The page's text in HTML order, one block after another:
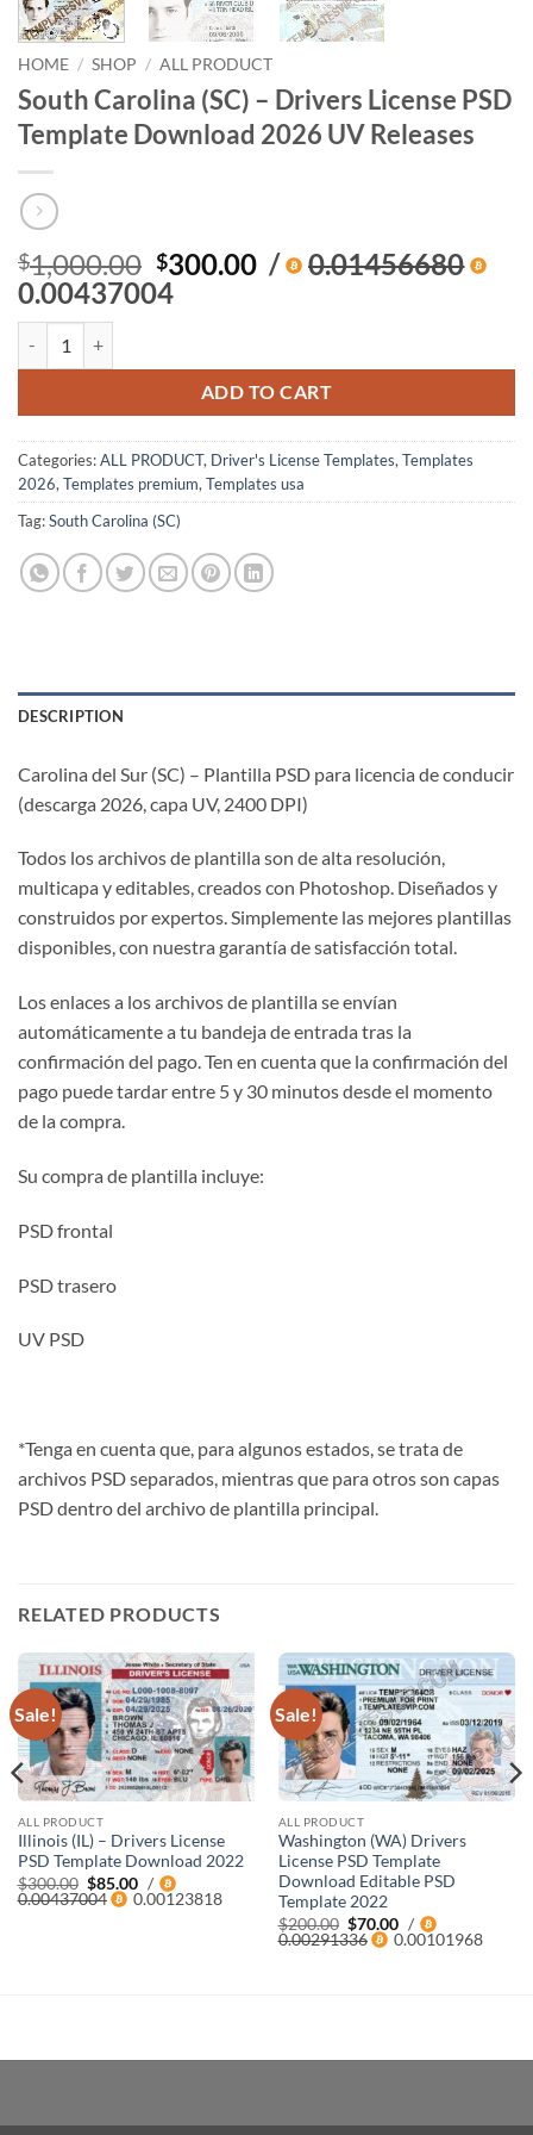
HOME / SHOP / ALL PRODUCT
South Carolina (SC) – Drivers License PSD
Template Download 2026 UV Releases
$1,000.00 Original
price
$300.00Current
/
0.01456680
0.00437004
ADD TO CART
Categories:ALL PRODUCT, Driver's License Templates, Templates
2026, Templates premium, Templates usa
Tag:South Carolina (SC)
DESCRIPTION
Carolina del Sur (SC) – Plantilla PSD para licencia de conducir
(descarga 2026, capa UV, 2400 DPI)
Todos los archivos de plantilla son de alta resolución,
multicapa y editables, creados con Photoshop. Diseñados y
construidos por expertos. Simplemente las mejores plantillas
disponibles, con nuestra garantía de satisfacción total.
Los enlaces a los archivos de plantilla se envían
automáticamente a tu bandeja de entrada tras la
confirmación del pago. Ten en cuenta que la confirmación del
pago puede tardar entre 5 y 30 minutos desde el momento
de la compra.
Su compra de plantilla incluye:
PSD frontal
PSD trasero
UV PSD
*Tenga en cuenta que, para algunos estados, se trata de
archivos PSD separados, mientras que para otros son capas
PSD dentro del archivo de plantilla principal.
RELATED PRODUCTS
Sale!
ALL PRODUCT
Illinois (IL) – Drivers License
PSD Template Download 2022
$300.00 Original
price
was:
$85.00Current
price
/
0.00437004
0.00123818
Sale!
ALL PRODUCT
Washington (WA) Drivers
License PSD Template
Download Editable PSD
Template 2022
$200.00 Original
price
was:
$70.00Current
price
/
0.00291336
0.00101968